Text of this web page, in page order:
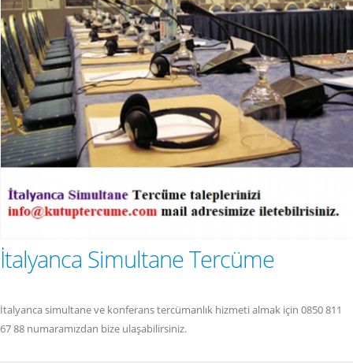
İtalyanca Simultane Tercüme
İtalyanca simultane ve konferans tercümanlık hizmeti almak için 0850 811
67 88 numaramızdan bize ulaşabilirsiniz.